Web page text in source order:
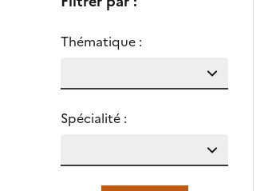
Thématique :
Spécialité :